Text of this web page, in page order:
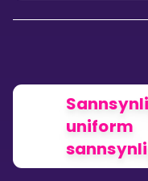
uniform